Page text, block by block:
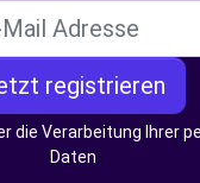
registrieren
die Verarbeitung Ihrer
Daten